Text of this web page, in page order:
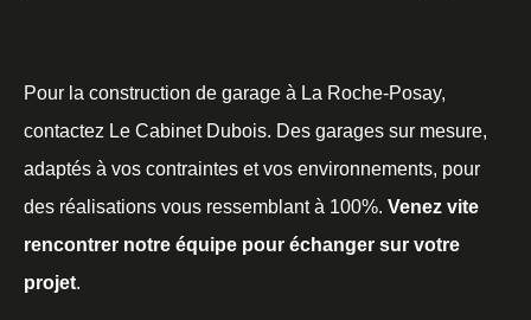
Pour la construction de garage à La Roche-Posay,
contactez Le Cabinet Dubois. Des garages sur mesure,
adaptés à vos contraintes et vos environnements, pour
des réalisations vous ressemblant à 100%. Venez vite
rencontrer notre équipe pour échanger sur votre
projet.